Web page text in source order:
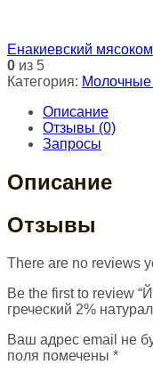
Енакиевский
0 из 5
Категория: Молочные
Описание
Отзывы (0)
Запросы
Описание
Отзывы
There are no reviews
Be the first to review
греческий 2%
Ваш адрес email не
поля помечены *